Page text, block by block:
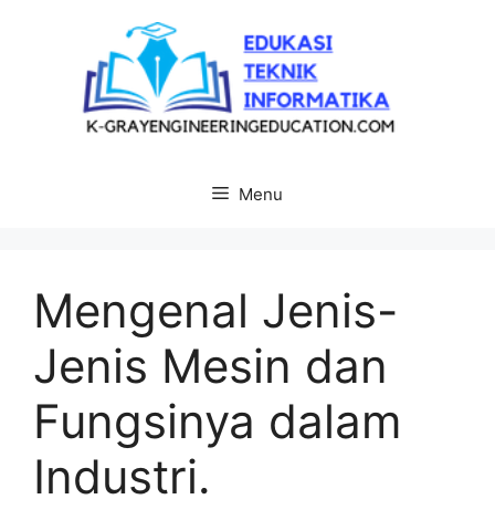
Menu
Mengenal Jenis-
Jenis Mesin dan
Fungsinya dalam
Industri.